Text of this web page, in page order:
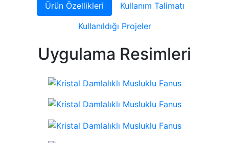
Ürün Özellikleri
Kullanım Talimatı
Kullanıldığı Projeler
Uygulama Resimleri